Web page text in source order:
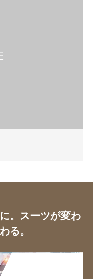
。スーツが変わ
る。